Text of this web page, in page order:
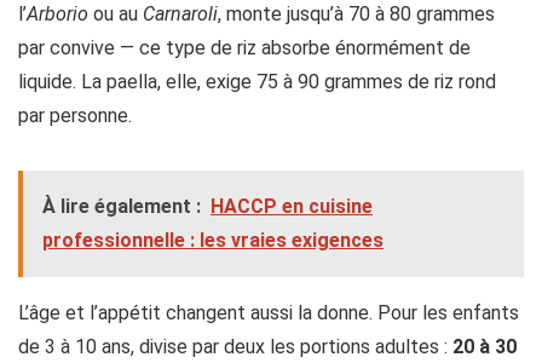
l’Arborio ou au Carnaroli, monte jusqu’à 70 à 80 grammes
par convive — ce type de riz absorbe énormément de
liquide. La paella, elle, exige 75 à 90 grammes de riz rond
par personne.
À lire également : HACCP en cuisine
professionnelle : les vraies exigences
L’âge et l’appétit changent aussi la donne. Pour les enfants
de 3 à 10 ans, divise par deux les portions adultes : 20 à 30